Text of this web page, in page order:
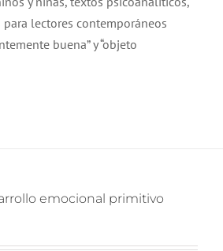
lectores contemporáneos
buena” y “objeto
emocional primitivo